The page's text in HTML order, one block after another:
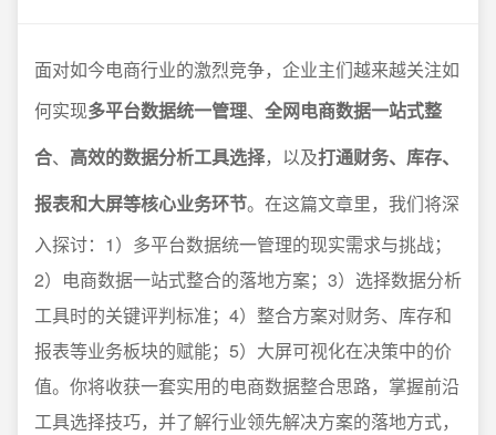
面对如今电商行业的激烈竞争，企业主们越来越关注如
何实现多平台数据统一管理、 全网电商数据一站式整
合、 高效的数据分析工具选择，以及打通财务、库存、
报表和大屏等核心业务环节。在这篇文章里，我们将深
入探讨：1）多平台数据统一管理的现实需求与挑战；
2）电商数据一站式整合的落地方案；3）选择数据分析
工具时的关键评判标准；4）整合方案对财务、库存和
报表等业务板块的赋能；5）大屏可视化在决策中的价
值。你将收获一套实用的电商数据整合思路，掌握前沿
工具选择技巧，并了解行业领先解决方案的落地方式，